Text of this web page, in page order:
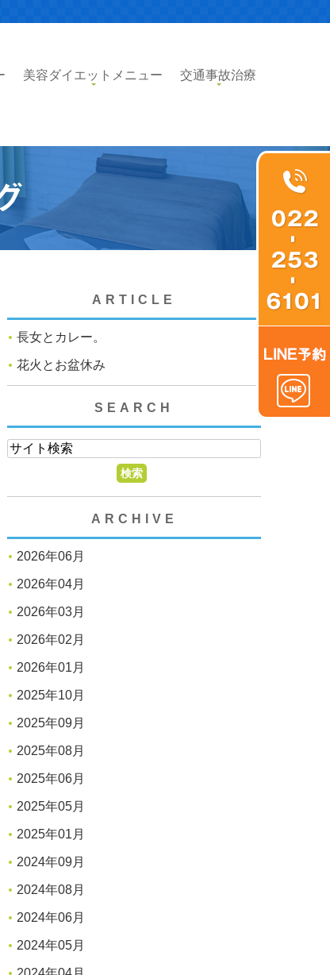
美容ダイエットメニュー 交通事故治療
ARTICLE
長女とカレー。
花火とお盆休み
SEARCH
ARCHIVE
2026年06月
2026年04月
2026年03月
2026年02月
2026年01月
2025年10月
2025年09月
2025年08月
2025年06月
2025年05月
2025年01月
2024年09月
2024年08月
2024年06月
2024年05月